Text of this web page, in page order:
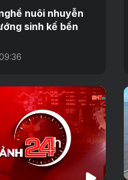
nuôi nhuyễn
sinh kế bền